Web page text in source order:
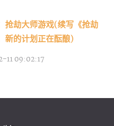
抢劫大师游戏(续写《抢劫
新的计划正在酝酿)
11 09:02:17